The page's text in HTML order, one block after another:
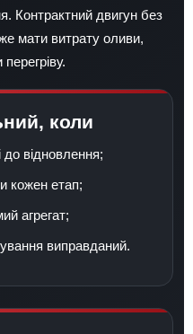
Контрактний двигун без
мати витрату оливи,
коли
до відновлення;
кожен етап;
агрегат;
виправданий.